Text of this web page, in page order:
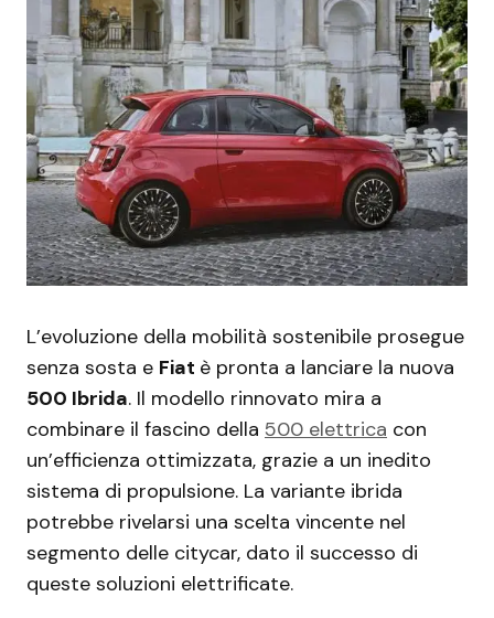
L’evoluzione della mobilità sostenibile prosegue
senza sosta e Fiat è pronta a lanciare la nuova
500 Ibrida. Il modello rinnovato mira a
combinare il fascino della 500 elettrica con
un’efficienza ottimizzata, grazie a un inedito
sistema di propulsione. La variante ibrida
potrebbe rivelarsi una scelta vincente nel
segmento delle citycar, dato il successo di
queste soluzioni elettrificate.